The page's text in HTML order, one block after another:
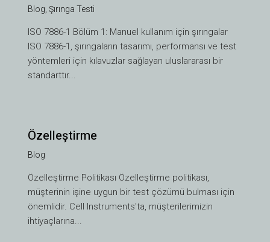
Blog, Şırınga Testi
ISO 7886-1 Bölüm 1: Manuel kullanım için şırıngalar
ISO 7886-1, şırıngaların tasarımı, performansı ve test
yöntemleri için kılavuzlar sağlayan uluslararası bir
standarttır...
Özelleştirme
Blog
Özelleştirme Politikası Özelleştirme politikası,
müşterinin işine uygun bir test çözümü bulması için
önemlidir. Cell Instruments'ta, müşterilerimizin
ihtiyaçlarına...